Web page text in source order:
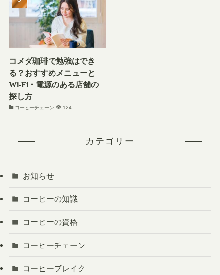
コメダ珈琲で勉強はでき
る？おすすめメニューと
Wi-Fi・電源のある店舗の
探し方
コーヒーチェーン 124
カテゴリー
お知らせ
コーヒーの知識
コーヒーの資格
コーヒーチェーン
コーヒーブレイク